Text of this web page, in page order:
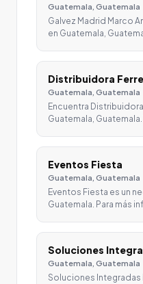
Guatemala, Guatemala
Galvez Madrid Marco
en Guatemala,
Distribuidora
Guatemala, Guatemala
Encuentra
Guatemala,
Eventos Fiesta
Guatemala, Guatemala
Eventos Fiesta es un
Guatemala. Para más
Soluciones
Guatemala, Guatemala
Soluciones Integradas